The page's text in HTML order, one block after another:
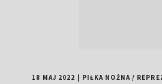
18 MAJ 2022 PIŁKA NOŻNA/